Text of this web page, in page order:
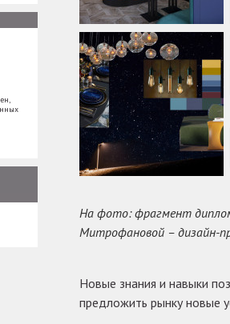
На фото: фрагмент
Митрофановой – дизайн-
Новые знания и навыки
предложить рынку новые